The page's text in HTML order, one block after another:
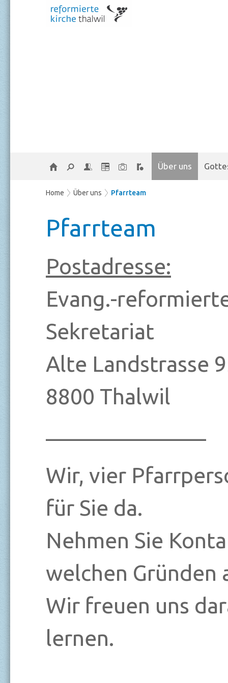
Über uns
Home Über uns Pfarrteam
Pfarrteam
Postadresse:
Evang.-
Sekretariat
Alte Landstrasse
8800 Thalwil
Wir, vier
für Sie da.
Nehmen Sie
welchen Gründen
Wir freuen uns
lernen.